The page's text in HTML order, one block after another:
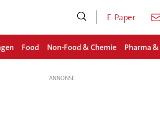
E-Paper
Food Non-Food & Chemie Pharma